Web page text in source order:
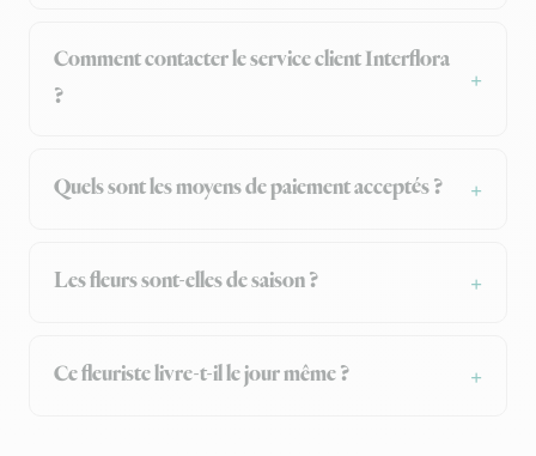
Comment contacter le service client Interflora
?
Quels sont les moyens de paiement acceptés ?
Les fleurs sont-elles de saison ?
Ce fleuriste livre-t-il le jour même ?